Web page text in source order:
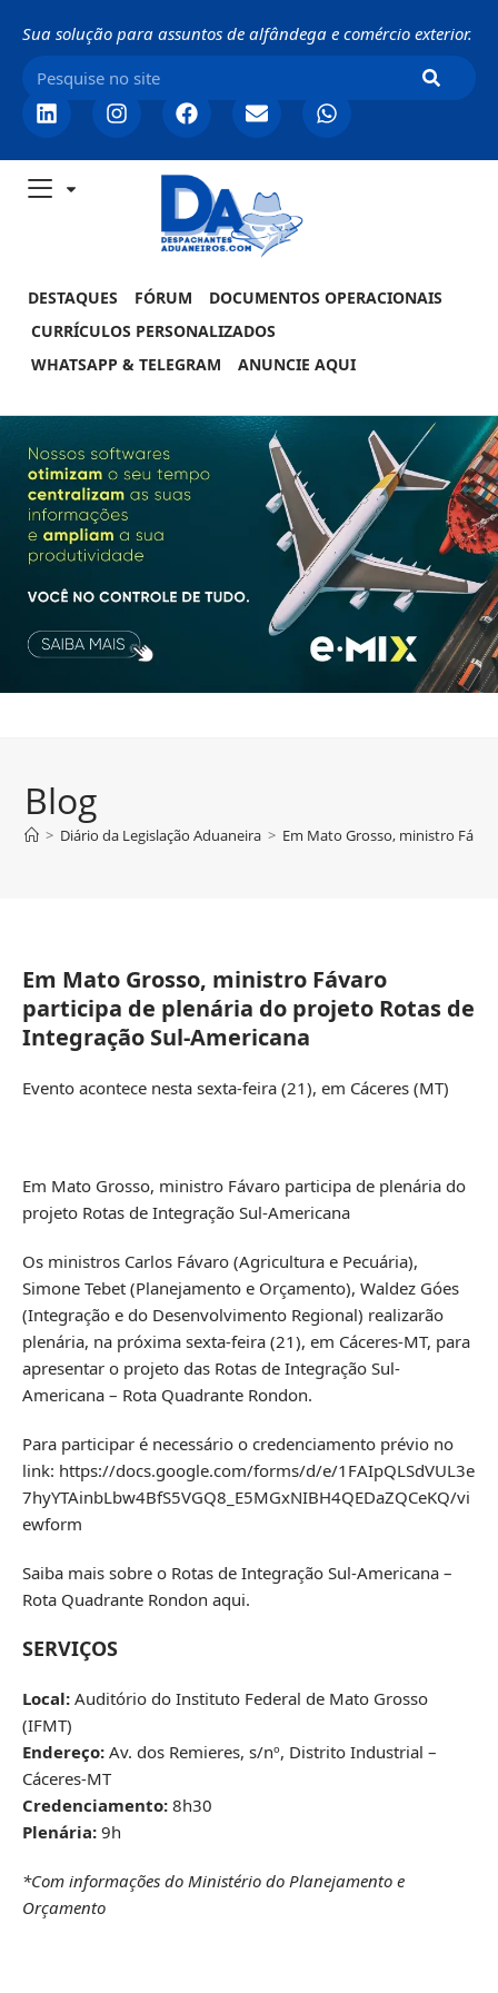
Sua solução para assuntos de alfândega e comércio exterior.
DESTAQUES FÓRUM
DOCUMENTOS OPERACIONAIS
CURRÍCULOS PERSONALIZADOS
WHATSAPP & TELEGRAM
ANUNCIE AQUI
Blog
> Diário da Legislação Aduaneira > Em Mato Grosso, ministro
Em Mato Grosso, ministro Fávaro
participa de plenária do projeto Rotas de
Integração Sul-Americana
Evento acontece nesta sexta-feira (21), em Cáceres (MT)
Em Mato Grosso, ministro Fávaro participa de plenária do
projeto Rotas de Integração Sul-Americana
Os ministros Carlos Fávaro (Agricultura e Pecuária),
Simone Tebet (Planejamento e Orçamento), Waldez Góes
(Integração e do Desenvolvimento Regional) realizarão
plenária, na próxima sexta-feira (21), em Cáceres-MT, para
apresentar o projeto das Rotas de Integração Sul-
Americana – Rota Quadrante Rondon.
Para participar é necessário o credenciamento prévio no
link: https://docs.google.com/forms/d/e/1FAIpQLSdVUL3e
7hyYTAinbLbw4BfS5VGQ8_E5MGxNIBH4QEDaZQCeKQ/vi
ewform
Saiba mais sobre o Rotas de Integração Sul-Americana –
Rota Quadrante Rondon aqui.
SERVIÇOS
Local: Auditório do Instituto Federal de Mato Grosso
(IFMT)
Endereço: Av. dos Remieres, s/nº, Distrito Industrial –
Cáceres-MT
Credenciamento: 8h30
Plenária: 9h
*Com informações do Ministério do Planejamento e
Orçamento